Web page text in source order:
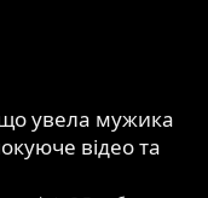
увела мужика
відео та